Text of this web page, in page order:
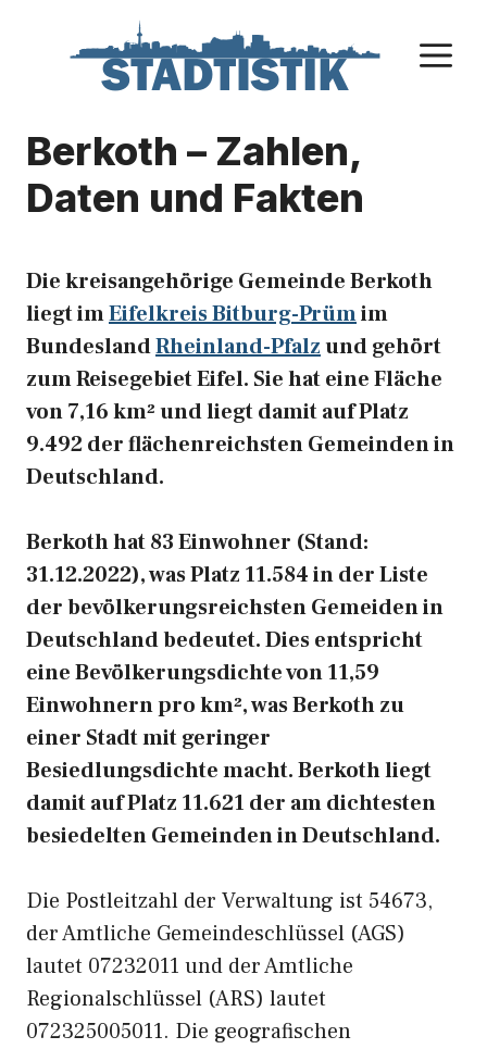
Berkoth – Zahlen,
Daten und Fakten
Die kreisangehörige Gemeinde Berkoth
liegt imEifelkreis Bitburg-Prümim
BundeslandRheinland-Pfalzund gehört
zum Reisegebiet Eifel. Sie hat eine Fläche
von 7,16 km² und liegt damit auf Platz
9.492 der flächenreichsten Gemeinden in
Deutschland.
Berkoth hat 83 Einwohner (Stand:
31.12.2022), was Platz 11.584 in der Liste
der bevölkerungsreichsten Gemeiden in
Deutschland bedeutet. Dies entspricht
eine Bevölkerungsdichte von 11,59
Einwohnern pro km², was Berkoth zu
einer Stadt mit geringer
Besiedlungsdichte macht. Berkoth liegt
damit auf Platz 11.621 der am dichtesten
besiedelten Gemeinden in Deutschland.
Die Postleitzahl der Verwaltung ist 54673,
der Amtliche Gemeindeschlüssel (AGS)
lautet 07232011 und der Amtliche
Regionalschlüssel (ARS) lautet
072325005011. Die geografischen